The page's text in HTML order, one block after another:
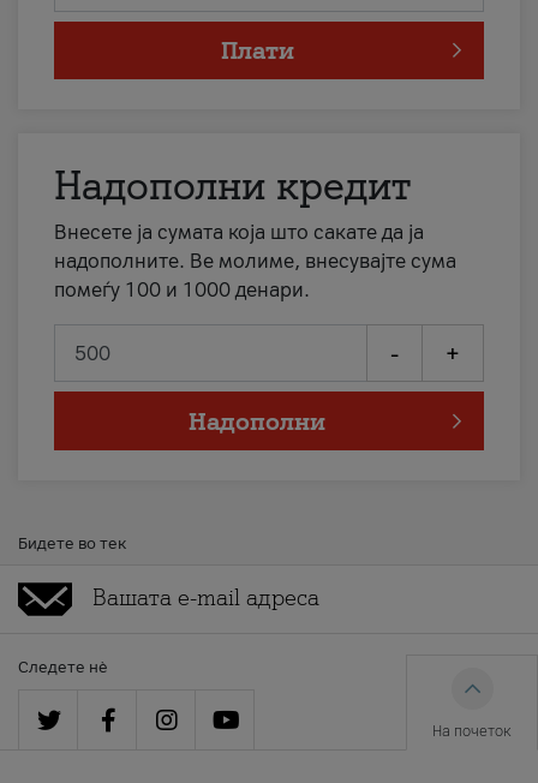
Плати
Надополни кредит
Внесете ја сумата која што сакате да ја
надополните. Ве молиме, внесувајте сума
помеѓу 100 и 1000 денари.
- +
Надополни
Бидете во тек
Следете нè
На почеток